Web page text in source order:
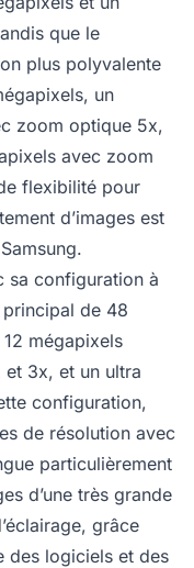
que le
plus polyvalente
un
zoom optique 5x,
avec zoom
flexibilité pour
d’images est
sa configuration à
de 48
mégapixels
3x, et un ultra
configuration,
de résolution avec
particulièrement
d’une très grande
grâce
des logiciels et des